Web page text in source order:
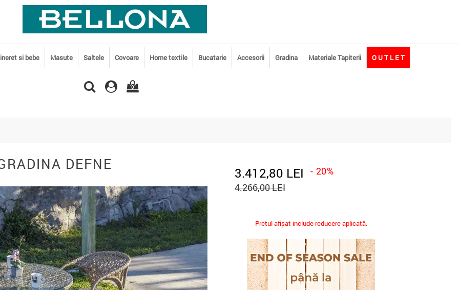
si bebe Masute Saltele Covoare Home textile Bucatarie Accesorii Gradina Materiale Tapiterii O U T L E T
0
DEFNE
3.412,80 LEI
- 20%
4.266,00 LEI
Pretul afișat include reducere aplicată.